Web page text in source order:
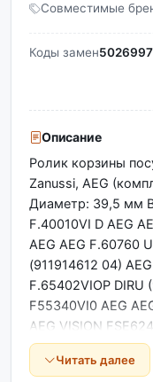
Совместимые
Коды замен
Описание
Ролик корзины
Zanussi, AEG
Диаметр: 39,5 мм
F.40010VI D AEG
AEG AEG F.60760
(911914612 04)
F.65402VIOP DIRU
F55340VI0 AEG
AEG VISION
(911074023 00)
(911926313 00)
Читать далее